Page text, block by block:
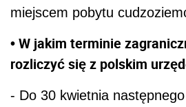
miejscem pobytu
• W jakim terminie
rozliczyć się z polskim
- Do 30 kwietnia